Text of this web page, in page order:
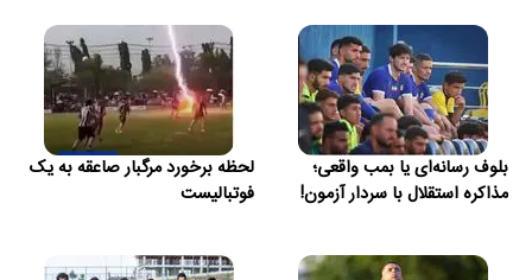
بلوف رسانه‌ای یا بمب واقعی؛
مذاکره استقلال با سردار آزمون!
لحظه برخورد مرگبار صاعقه به یک
فوتبالیست